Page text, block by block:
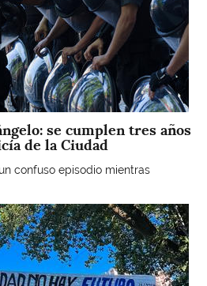
se cumplen tres años
de la Ciudad
confuso episodio mientras